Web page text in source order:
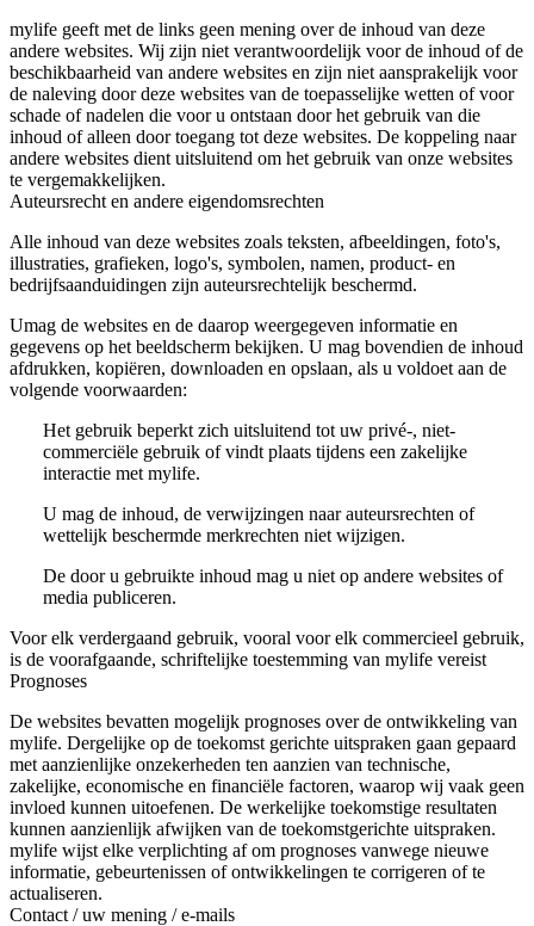
mylife geeft met de links geen mening over de inhoud van deze
andere websites. Wij zijn niet verantwoordelijk voor de inhoud of de
beschikbaarheid van andere websites en zijn niet aansprakelijk voor
de naleving door deze websites van de toepasselijke wetten of voor
schade of nadelen die voor u ontstaan door het gebruik van die
inhoud of alleen door toegang tot deze websites. De koppeling naar
andere websites dient uitsluitend om het gebruik van onze websites
te vergemakkelijken.
Auteursrecht en andere eigendomsrechten
Alle inhoud van deze websites zoals teksten, afbeeldingen, foto's,
illustraties, grafieken, logo's, symbolen, namen, product- en
bedrijfsaanduidingen zijn auteursrechtelijk beschermd.
Umag de websites en de daarop weergegeven informatie en
gegevens op het beeldscherm bekijken. U mag bovendien de inhoud
afdrukken, kopiëren, downloaden en opslaan, als u voldoet aan de
volgende voorwaarden:
Het gebruik beperkt zich uitsluitend tot uw privé-, niet-
commerciële gebruik of vindt plaats tijdens een zakelijke
interactie met mylife.
U mag de inhoud, de verwijzingen naar auteursrechten of
wettelijk beschermde merkrechten niet wijzigen.
De door u gebruikte inhoud mag u niet op andere websites of
media publiceren.
Voor elk verdergaand gebruik, vooral voor elk commercieel gebruik,
is de voorafgaande, schriftelijke toestemming van mylife vereist
Prognoses
De websites bevatten mogelijk prognoses over de ontwikkeling van
mylife. Dergelijke op de toekomst gerichte uitspraken gaan gepaard
met aanzienlijke onzekerheden ten aanzien van technische,
zakelijke, economische en financiële factoren, waarop wij vaak geen
invloed kunnen uitoefenen. De werkelijke toekomstige resultaten
kunnen aanzienlijk afwijken van de toekomstgerichte uitspraken.
mylife wijst elke verplichting af om prognoses vanwege nieuwe
informatie, gebeurtenissen of ontwikkelingen te corrigeren of te
actualiseren.
Contact / uw mening / e-mails